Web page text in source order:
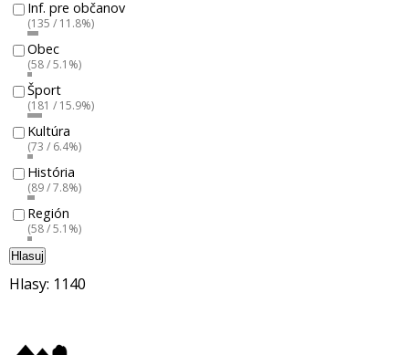
Inf. pre občanov
(135 / 11.8%)
Obec
(58 / 5.1%)
Šport
(181 / 15.9%)
Kultúra
(73 / 6.4%)
História
(89 / 7.8%)
Región
(58 / 5.1%)
Hlasuj
Hlasy: 1140